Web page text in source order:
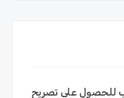
للحصول على تصريح